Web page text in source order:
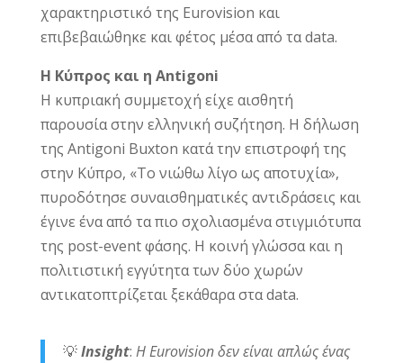
χαρακτηριστικό της Eurovision και
επιβεβαιώθηκε και φέτος μέσα από τα data.
Η Κύπρος και η Antigoni
Η κυπριακή συμμετοχή είχε αισθητή
παρουσία στην ελληνική συζήτηση. Η δήλωση
της Antigoni Buxton κατά την επιστροφή της
στην Κύπρο, «Το νιώθω λίγο ως αποτυχία»,
πυροδότησε συναισθηματικές αντιδράσεις και
έγινε ένα από τα πιο σχολιασμένα στιγμιότυπα
της post-event φάσης. Η κοινή γλώσσα και η
πολιτιστική εγγύτητα των δύο χωρών
αντικατοπτρίζεται ξεκάθαρα στα data.
💡Insight: Η Eurovision δεν είναι απλώς ένας